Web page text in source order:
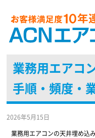
エ
エ
業務用エアコ
手順・頻度・
2026年5月15日
業務用エアコンの天井埋め込